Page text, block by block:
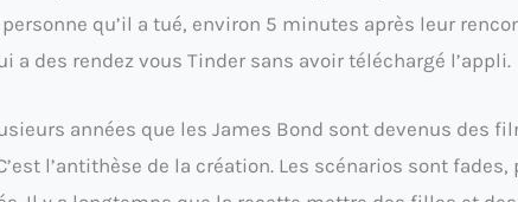
qu’il a tué, environ 5 minutes après leur
a des rendez vous Tinder sans avoir téléchargé l’appli.
années que les James Bond sont devenus des
l’antithèse de la création. Les scénarios sont